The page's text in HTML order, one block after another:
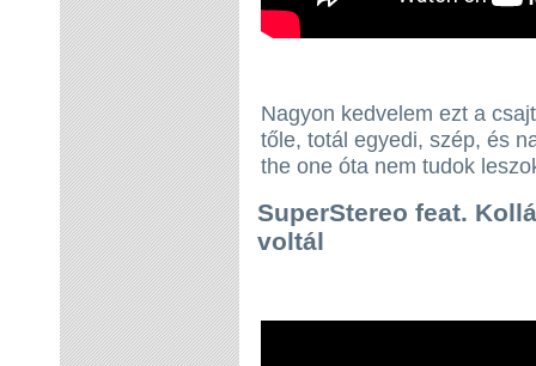
Nagyon kedvelem ezt a
tőle, totál egyedi, szép, és
the one óta nem tudok
SuperStereo feat.
voltál